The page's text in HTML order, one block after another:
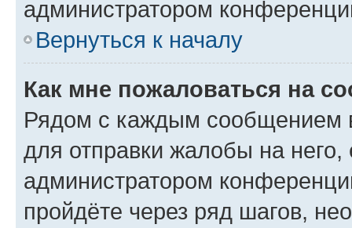
администратором
Вернуться к началу
Как мне пожаловаться на
Рядом с каждым сообщением
для отправки жалобы на
администратором
пройдёте через ряд шагов,